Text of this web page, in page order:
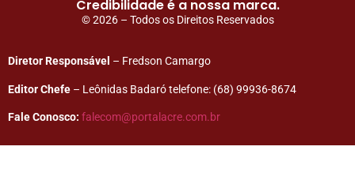
Credibilidade é a nossa marca.
© 2026 – Todos os Direitos Reservados
Diretor Responsável – Fredson Camargo
Editor Chefe – Leônidas Badaró telefone: (68) 99936-8674
Fale Conosco: falecom@portalacre.com.br